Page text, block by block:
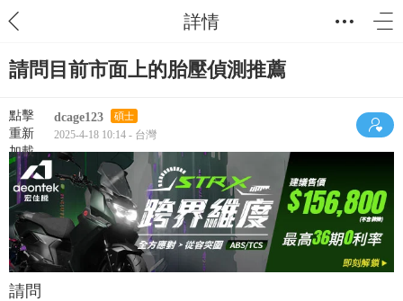
詳情
請問目前市面上的胎壓偵測推薦
點擊
重新
加載
dcage123 碩士
2025-4-18 10:14 - 台灣
請問